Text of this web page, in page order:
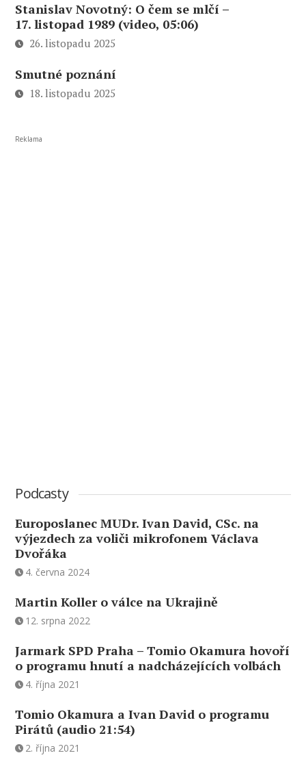
Stanislav Novotný: O čem se mlčí –
17. listopad 1989 (video, 05:06)
26. listopadu 2025
Smutné poznání
18. listopadu 2025
Reklama
Podcasty
Europoslanec MUDr. Ivan David, CSc. na
výjezdech za voliči mikrofonem Václava
Dvořáka
4. června 2024
Martin Koller o válce na Ukrajině
12. srpna 2022
Jarmark SPD Praha – Tomio Okamura hovoří
o programu hnutí a nadcházejících volbách
4. října 2021
Tomio Okamura a Ivan David o programu
Pirátů (audio 21:54)
2. října 2021